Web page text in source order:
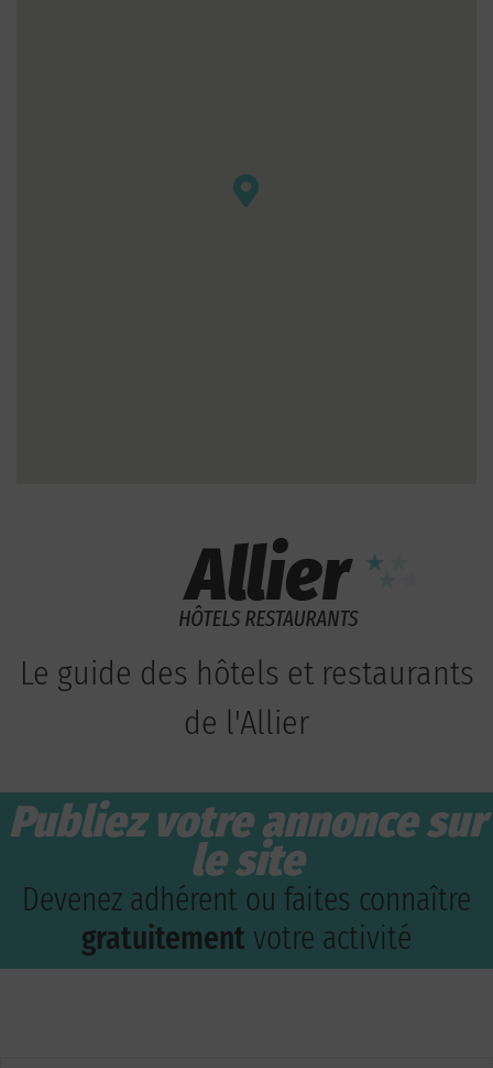
Le guide des hôtels et restaurants
de l'Allier
Publiez votre annonce sur
le site
Devenez adhérent ou faites connaître
gratuitement votre activité